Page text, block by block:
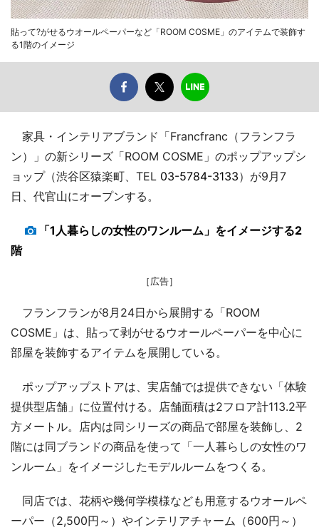
貼って?がせるウオールペーパーなど「ROOM COSME」のアイテムで装飾す
る1階のイメージ
家具・インテリアブランド「Francfranc（フランフラ
ン）」の新シリーズ「ROOM COSME」のポップアップシ
ョップ（渋谷区猿楽町、TEL 03-5784-3133）が9月7
日、代官山にオープンする。
「1人暮らしの女性のワンルーム」をイメージする2
階
［広告］
フランフランが8月24日から展開する「ROOM
COSME」は、貼って剥がせるウオールペーパーを中心に
部屋を装飾するアイテムを展開している。
ポップアップストアは、実店舗では提供できない「体験
提供型店舗」に位置付ける。店舗面積は2フロア計113.2平
方メートル。店内は同シリーズの商品で部屋を装飾し、2
階には同ブランドの商品を使って「一人暮らしの女性のワ
ンルーム」をイメージしたモデルルームをつくる。
同店では、花柄や幾何学模様なども用意するウオールペ
ーパー（2,500円～）やインテリアチャーム（600円～）